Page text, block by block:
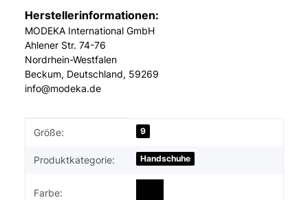
Herstellerinformationen:
MODEKA International GmbH
Ahlener Str. 74-76
Nordrhein-Westfalen
Beckum, Deutschland, 59269
info@modeka.de
Produkteigenschaft
Wert
Größe: 9
Produktkategorie: Handschuhe
Farbe: